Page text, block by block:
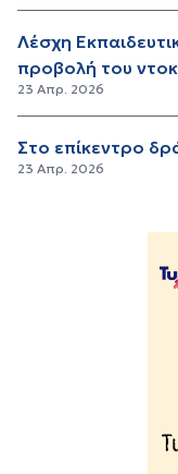
Λέσχη
προβολή του
23 Απρ. 2026
Στο επίκεντρο
23 Απρ. 2026